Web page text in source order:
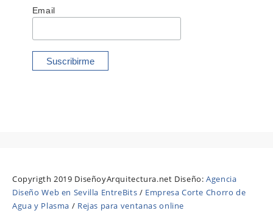
Email
Copyrigth 2019 DiseñoyArquitectura.net Diseño:Agencia
Diseño Web en Sevilla EntreBits / Empresa Corte Chorro de
Agua y Plasma / Rejas para ventanas online